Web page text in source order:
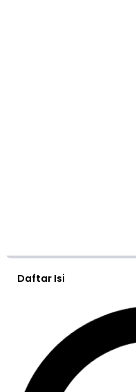
Daftar Isi